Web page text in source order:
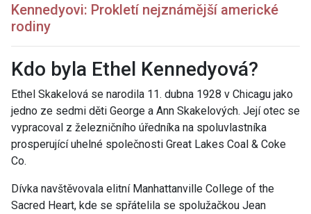
Kennedyovi: Prokletí nejznámější americké
rodiny
Kdo byla Ethel Kennedyová?
Ethel Skakelová se narodila 11. dubna 1928 v Chicagu jako
jedno ze sedmi děti George a Ann Skakelových. Její otec se
vypracoval z železničního úředníka na spoluvlastníka
prosperující uhelné společnosti Great Lakes Coal & Coke
Co.
Dívka navštěvovala elitní Manhattanville College of the
Sacred Heart, kde se spřátelila se spolužačkou Jean